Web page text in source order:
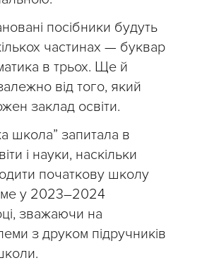
посібники будуть
частинах — буквар
в трьох. Ще й
від того, який
заклад освіти.
школа” запитала в
і науки, наскільки
початкову школу
у 2023–2024
зважаючи на
з друком підручників